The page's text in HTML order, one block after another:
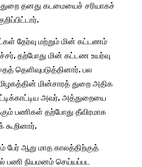
தனது கடமையைச் சரியாகச்
தேர்வு மற்றும் மின் கட்டணம்
தற்போது மின் கட்டண உயர்வு
தெளிவுபடுத்தினார். பல
மின்சாரத் துறை அதிக
அவர், அத்துறையை
பணிகள் தற்போது தீவிரமாக
கூறினார்.
பேர் ஆறு மாத காலத்திற்குத்
பணி நியமனம் செய்யப்பட